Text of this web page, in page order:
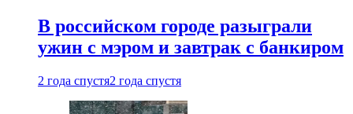
В российском городе разыграли
ужин с мэром и завтрак с банкиром
2 года спустя2 года спустя